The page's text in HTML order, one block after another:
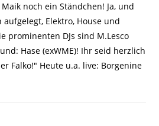
noch ein Ständchen! Ja, und
Elektro, House und
prominenten DJs sind M.Lesco
Hase (exWME)! Ihr seid herzlich
Falko!" Heute u.a. live: Borgenine